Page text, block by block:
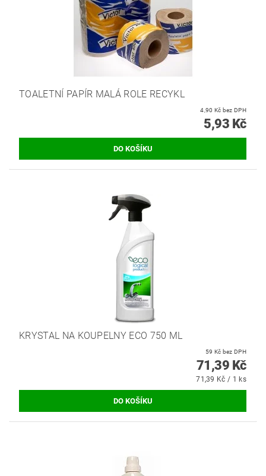
TOALETNÍ PAPÍR MALÁ ROLE RECYKL
4,90 Kč bez DPH
5,93 Kč
KRYSTAL NA KOUPELNY ECO 750 ML
59 Kč bez DPH
71,39 Kč
71,39 Kč / 1 ks